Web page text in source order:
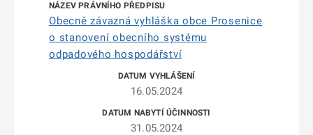
Obecně závazná vyhláška obce Prosenice
o stanovení obecního systému
odpadového hospodářství
16.05.2024
31.05.2024